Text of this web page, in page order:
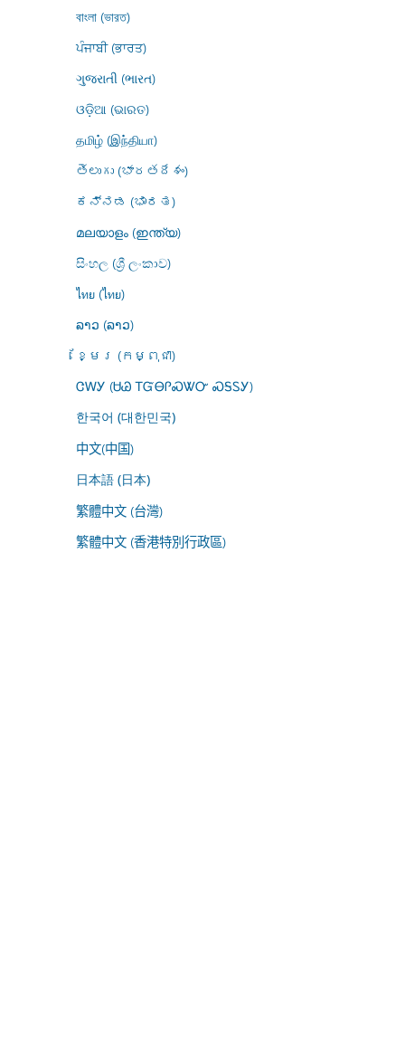
বাংলা (ভারত)
ਪੰਜਾਬੀ (ਭਾਰਤ)
ગુજરાતી (ભારત)
ଓଡ଼ିଆ (ଭାରତ)
தமிழ் (இந்தியா)
తెలుగు (భారతదేశం)
ಕನ್ನಡ (ಭಾರತ)
മലയാളം (ഇന്ത്യ)
සිංහල (ශ්‍රී ලංකාව)
ไทย (ไทย)
ລາວ (ລາວ)
ខ្មែរ (កម្ពុជា)
ᏣᎳᎩ (ᏌᏊ ᎢᏳᎾᎵᏍᏔᏅ ᏍᎦᏚᎩ)
한국어 (대한민국)
中文(中国)
日本語 (日本)
繁體中文 (台灣)
繁體中文 (香港特別行政區)